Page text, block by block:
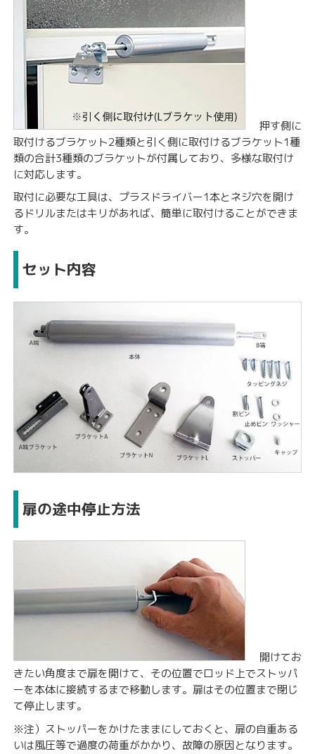
押す側に
取付けるブラケット2種類と引く側に取付けるブラケット1種
類の合計3種類のブラケットが付属しており、多様な取付け
に対応します。
取付に必要な工具は、プラスドライバー1本とネジ穴を開け
るドリルまたはキリがあれば、簡単に取付けることができま
す。
セット内容
扉の途中停止方法
開けてお
きたい角度まで扉を開けて、その位置でロッド上でストッパ
ーを本体に接続するまで移動します。扉はその位置まで閉じ
て停止します。
※注） ストッパーをかけたままにしておくと、扉の自重ある
いは風圧等で過度の荷重がかかり、故障の原因となります。